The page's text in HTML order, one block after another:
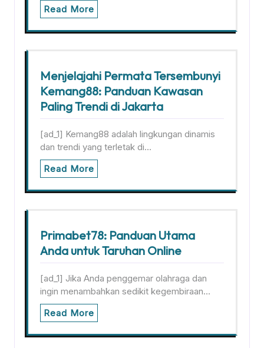
Read More
Menjelajahi Permata Tersembunyi
Kemang88: Panduan Kawasan
Paling Trendi di Jakarta
[ad_1] Kemang88 adalah lingkungan dinamis
dan trendi yang terletak di…
Read More
Primabet78: Panduan Utama
Anda untuk Taruhan Online
[ad_1] Jika Anda penggemar olahraga dan
ingin menambahkan sedikit kegembiraan…
Read More